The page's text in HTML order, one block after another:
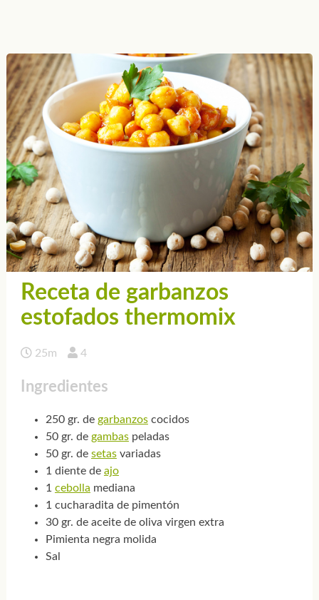
Receta de garbanzos
estofados thermomix
25m 4
Ingredientes
250 gr. de garbanzoscocidos
50 gr. de gambaspeladas
50 gr. de setasvariadas
1 diente de ajo
1 cebolla mediana
1 cucharadita de pimentón
30 gr. de aceite de oliva virgen extra
Pimienta negra molida
Sal